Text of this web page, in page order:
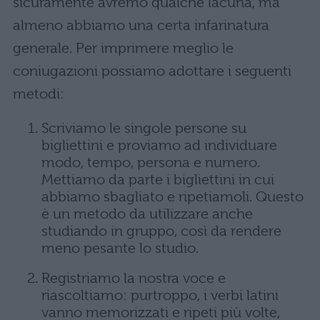
almeno abbiamo una certa infarinatura
generale. Per imprimere meglio le
coniugazioni possiamo adottare i seguenti
metodi:
Scriviamo le singole persone su
bigliettini e proviamo ad individuare
modo, tempo, persona e numero.
Mettiamo da parte i bigliettini in cui
abbiamo sbagliato e ripetiamoli. Questo
è un metodo da utilizzare anche
studiando in gruppo, così da rendere
meno pesante lo studio.
Registriamo la nostra voce e
riascoltiamo: purtroppo, i verbi latini
vanno memorizzati e ripeti più volte,